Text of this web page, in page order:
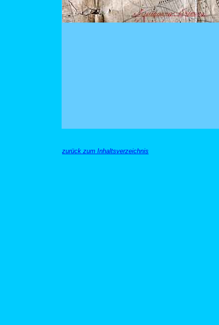
zurück zum Inhaltsverzeichnis